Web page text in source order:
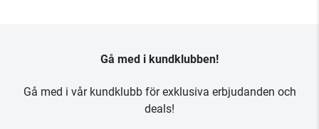
Gå med i kundklubben!
Gå med i vår kundklubb för exklusiva erbjudanden och
deals!